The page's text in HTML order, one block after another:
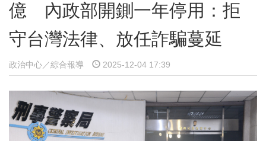
億 內政部開鍘一年停用：拒
守台灣法律、放任詐騙蔓延
政治中心／綜合報導 2025-12-04 17:39